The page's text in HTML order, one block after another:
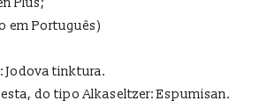
em Português)
Jodova tinktura.
do tipo Alkaseltzer: Espumisan.